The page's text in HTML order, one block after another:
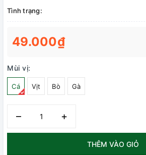
Tình trạng:
49.000₫
Mùi vị:
Cá Vịt Bò Gà
– +
THÊM VÀO GIỎ